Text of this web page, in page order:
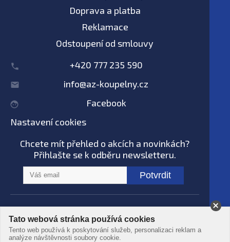
Doprava a platba
Reklamace
Odstoupení od smlouvy
+420 777 235 590
info@az-koupelny.cz
Facebook
Nastavení cookies
Chcete mít přehled o akcích a novinkách?
Přihlašte se k odběru newsletteru.
Potvrdit
© AZ koupelny® 2006 - 2026 -Podmínky
použití-Ochrana dat- Zpracování osobních
Tato webová stránka používá cookies
Tento web používá k poskytování služeb, personalizaci reklam a
analýze návštěvnosti soubory cookie.